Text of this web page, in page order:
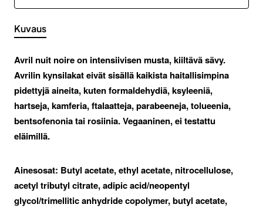
Kuvaus
Avril nuit noire on intensiivisen musta, kiiltävä sävy.
Avrilin kynsilakat eivät sisällä kaikista haitallisimpina
pidettyjä aineita, kuten formaldehydiä, ksyleeniä,
hartseja, kamferia, ftalaatteja, parabeeneja, tolueenia,
bentsofenonia tai rosiinia. Vegaaninen, ei testattu
eläimillä.
Ainesosat: Butyl acetate, ethyl acetate, nitrocellulose,
acetyl tributyl citrate, adipic acid/neopentyl
glycol/trimellitic anhydride copolymer, butyl acetate,